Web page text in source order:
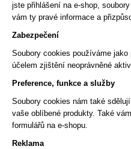
jste přihlášení na e-shop,
vám ty pravé informace a
Zabezpečení
Soubory cookies používáme
účelem zjištění neoprávněné
Preference, funkce a služby
Soubory cookies nám také
vaše oblíbené produkty. Také
formulářů na e-shopu.
Reklama